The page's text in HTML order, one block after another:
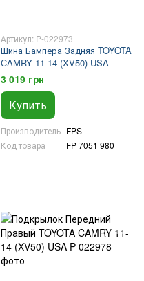
Артикул: P-022973
Шина Бампера Задняя TOYOTA
CAMRY 11-14 (XV50) USA
3 019 грн
Купить
Производитель FPS
Код товара
FP 7051 980